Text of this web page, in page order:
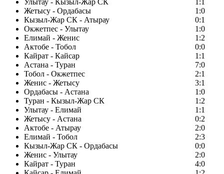
Улытау - Кызыл-Жар СК
1:1
Жетысу - Ордабасы
1:0
Кызыл-Жар СК - Атырау
0:1
Окжетпес - Улытау
1:0
Елимай - Женис
1:2
Актобе - Тобол
0:0
Кайрат - Кайсар
1:1
Астана - Туран
7:0
Тобол - Окжетпес
2:1
Женис - Жетысу
3:1
Ордабасы - Астана
1:0
Туран - Кызыл-Жар СК
1:2
Улытау - Елимай
1:1
Жетысу - Астана
0:2
Актобе - Атырау
2:0
Елимай - Тобол
2:3
Кызыл-Жар СК - Ордабасы
0:0
Женис - Улытау
2:0
Кайрат - Туран
4:0